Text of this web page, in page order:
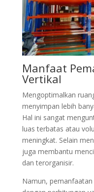
Manfaat
Vertikal
Mengoptimalkan
menyimpan lebih
Hal ini sangat
luas terbatas atau
meningkat. Selain
juga membantu
dan terorganisir.
Namun,